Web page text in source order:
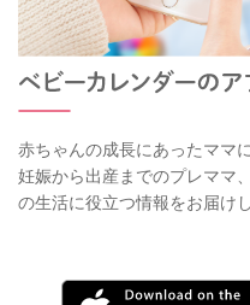
赤ちゃんの成長にあったママ
妊娠から出産までのプレママ
の生活に役立つ情報をお届けし